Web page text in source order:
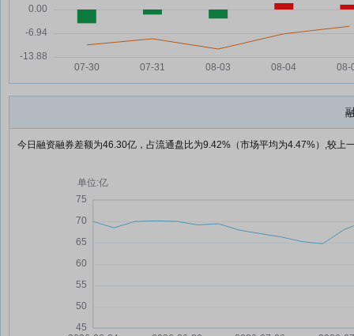
今日融资融券差额为46.30亿，占流通盘比为9.42%（市场平均为4.47%）,较上